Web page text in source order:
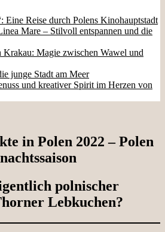
Eine Reise durch Polens Kinohauptstadt
Mare – Stilvoll entspannen und die
Krakau: Magie zwischen Wawel und
junge Stadt am Meer
und kreativer Spirit im Herzen von
in Polen 2022 – Polen
polnischer
Lebkuchen?